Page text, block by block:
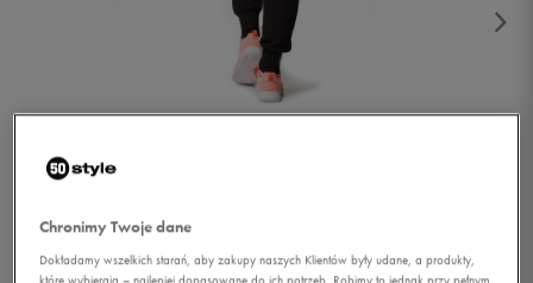
Chronimy Twoje dane
Dokładamy wszelkich starań, aby zakupy naszych Klientów były udane, a produkty,